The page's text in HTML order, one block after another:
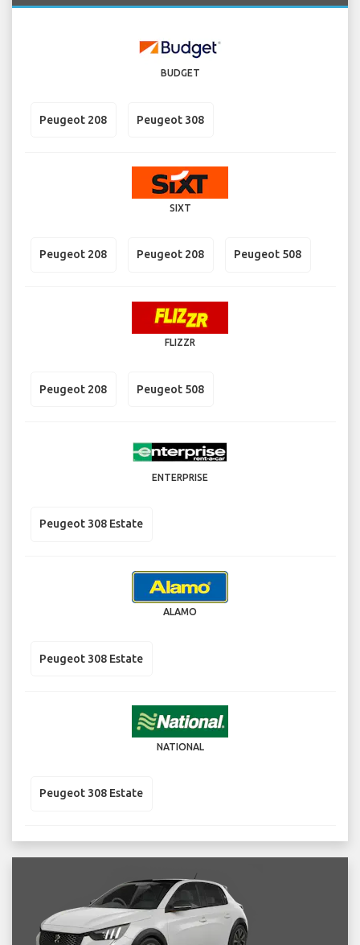
BUDGET
Peugeot 208 Peugeot 308
SIXT
Peugeot 208 Peugeot 208 Peugeot 508
FLIZZR
Peugeot 208 Peugeot 508
ENTERPRISE
Peugeot 308 Estate
ALAMO
Peugeot 308 Estate
NATIONAL
Peugeot 308 Estate